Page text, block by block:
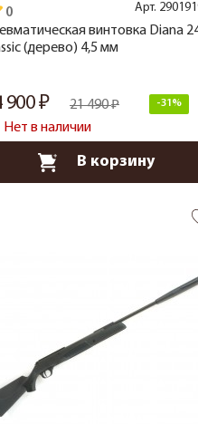
Арт.
винтовка Diana
(дерево) 4,5 мм
900 21 490 -31%
Нет в наличии
В корзину